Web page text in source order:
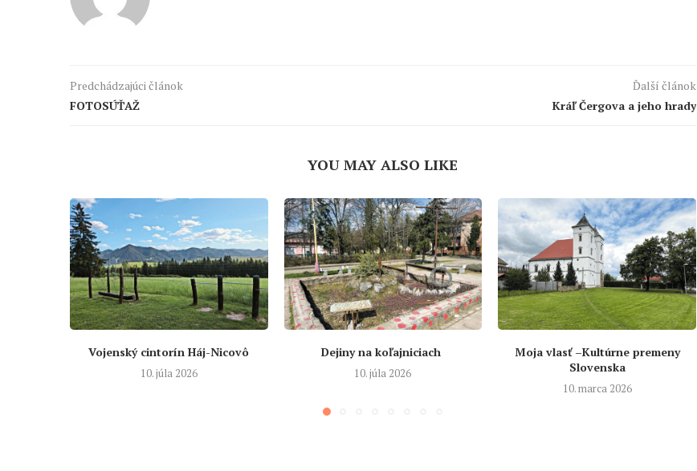
Predchádzajúci článok
FOTOSÚŤAŽ
Ďalší článok
Kráľ Čergova a jeho hrady
YOU MAY ALSO LIKE
Vojenský cintorín Háj-Nicovô
10. júla 2026
Dejiny na koľajniciach
10. júla 2026
Moja vlasť –Kultúrne premeny
Slovenska
10. marca 2026